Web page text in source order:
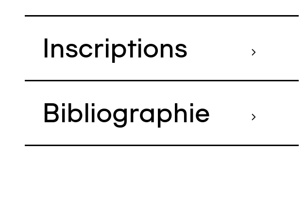
Inscriptions
Bibliographie